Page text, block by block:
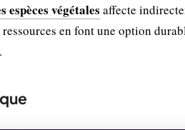
espèces végétales affecte
en font une option